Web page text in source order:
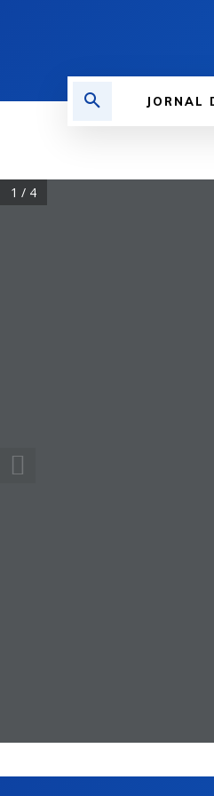
JORNAL
1 / 4